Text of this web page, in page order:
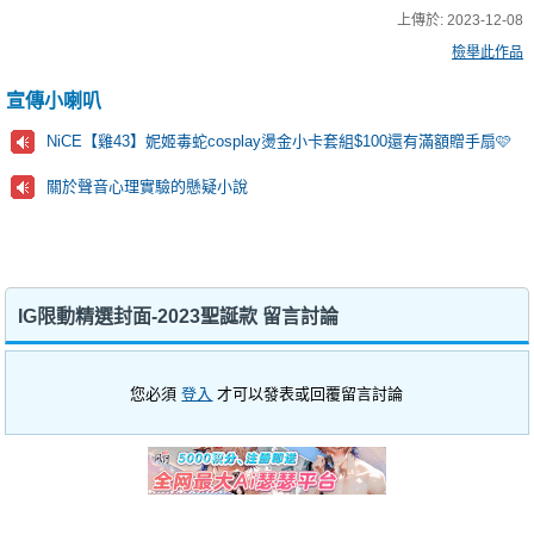
上傳於:2023-12-08
檢舉此作品
宣傳小喇叭
NiCE【雞43】妮姬毒蛇cosplay燙金小卡套組$100還有滿額贈手扇🩷
關於聲音心理實驗的懸疑小說
IG限動精選封面-2023聖誕款 留言討論
您必須登入 才可以發表或回覆留言討論